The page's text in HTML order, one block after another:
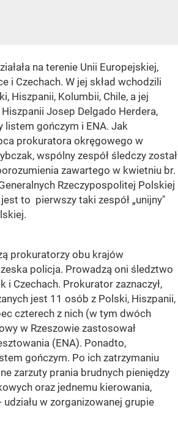
na terenie Unii Europejskiej,
i Czechach. W jej skład wchodzili
Hiszpanii, Kolumbii, Chile, a jej
Josep Delgado Herdera,
listem gończym i ENA. Jak
prokuratora okręgowego w
wspólny zespół śledczy został
zawartego w kwietniu br.
Rzeczypospolitej Polskiej
to pierwszy taki zespół „unijny"
prokuratorzy obu krajów
policja. Prowadzą oni śledztwo
i Czechach. Prokurator zaznaczył,
jest 11 osób z Polski, Hiszpanii,
czterech z nich (w tym dwóch
w Rzeszowie zastosował
(ENA). Ponadto,
gończym. Po ich zatrzymaniu
zarzuty prania brudnych pieniędzy
oraz jednemu kierowania,
udziału w zorganizowanej grupie